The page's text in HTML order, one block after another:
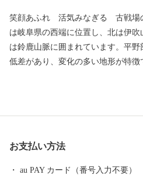
笑顔あふれ 活気みなぎる 古戦場のま
は岐阜県の西端に位置し、北は伊
は鈴鹿山脈に囲まれています。平野
低差があり、変化の多い地形が特徴
う東西の結節点であったこの地に
も言われ、関ケ原には、言葉や食な
お支払い方法
au PAY カード（番号入力不要）